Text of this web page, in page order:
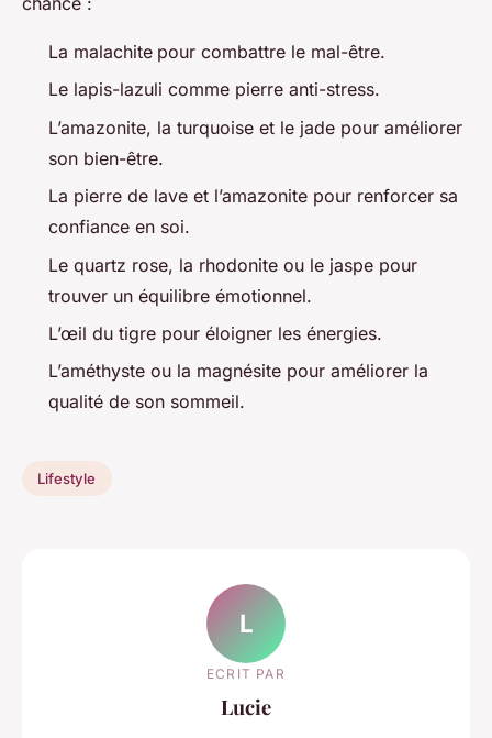
La malachite pour combattre le mal-être.
Le lapis-lazuli comme pierre anti-stress.
L’amazonite, la turquoise et le jade pour améliorer
son bien-être.
La pierre de lave et l’amazonite pour renforcer sa
confiance en soi.
Le quartz rose, la rhodonite ou le jaspe pour
trouver un équilibre émotionnel.
L’œil du tigre pour éloigner les énergies.
L’améthyste ou la magnésite pour améliorer la
qualité de son sommeil.
Lifestyle
L
ECRIT PAR
Lucie